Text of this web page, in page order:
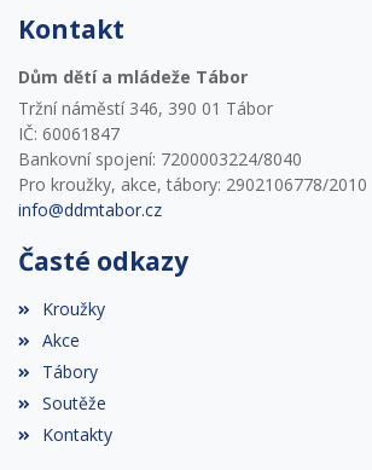
Kontakt
Dům dětí a mládeže Tábor
Tržní náměstí 346, 390 01 Tábor
IČ: 60061847
Bankovní spojení: 7200003224/8040
Pro kroužky, akce, tábory: 2902106778/2010
info@ddmtabor.cz
Časté odkazy
Kroužky
Akce
Tábory
Soutěže
Kontakty